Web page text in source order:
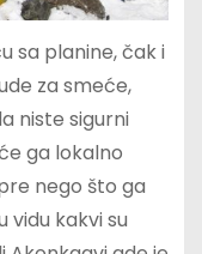
sa planine, čak i
za smeće,
niste sigurni
ga lokalno
nego što ga
vidu kakvi su